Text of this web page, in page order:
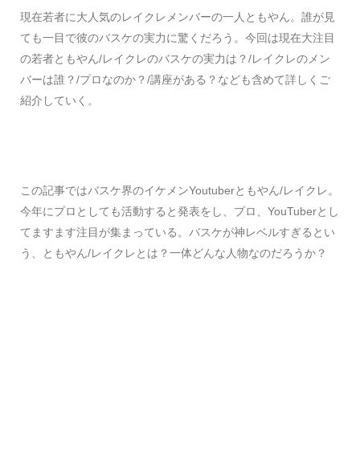
現在若者に大人気のレイクレメンバーの一人ともやん。誰が見
ても一目で彼のバスケの実力に驚くだろう。今回は現在大注目
の若者ともやん/レイクレのバスケの実力は？/レイクレのメン
バーは誰？/プロなのか？/講座がある？なども含めて詳しくご
紹介していく。
この記事ではバスケ界のイケメンYoutuberともやん/レイクレ。
今年にプロとしても活動すると発表をし、プロ、YouTuberとし
てますます注目が集まっている。バスケが神レベルすぎるとい
う、ともやん/レイクレとは？一体どんな人物なのだろうか？